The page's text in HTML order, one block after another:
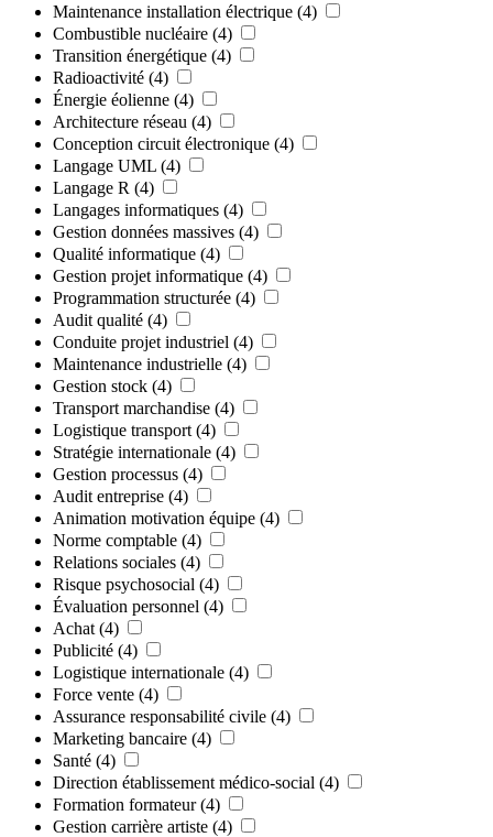
Maintenance installation électrique (4)
Combustible nucléaire (4)
Transition énergétique (4)
Radioactivité (4)
Énergie éolienne (4)
Architecture réseau (4)
Conception circuit électronique (4)
Langage UML (4)
Langage R (4)
Langages informatiques (4)
Gestion données massives (4)
Qualité informatique (4)
Gestion projet informatique (4)
Programmation structurée (4)
Audit qualité (4)
Conduite projet industriel (4)
Maintenance industrielle (4)
Gestion stock (4)
Transport marchandise (4)
Logistique transport (4)
Stratégie internationale (4)
Gestion processus (4)
Audit entreprise (4)
Animation motivation équipe (4)
Norme comptable (4)
Relations sociales (4)
Risque psychosocial (4)
Évaluation personnel (4)
Achat (4)
Publicité (4)
Logistique internationale (4)
Force vente (4)
Assurance responsabilité civile (4)
Marketing bancaire (4)
Santé (4)
Direction établissement médico-social (4)
Formation formateur (4)
Gestion carrière artiste (4)